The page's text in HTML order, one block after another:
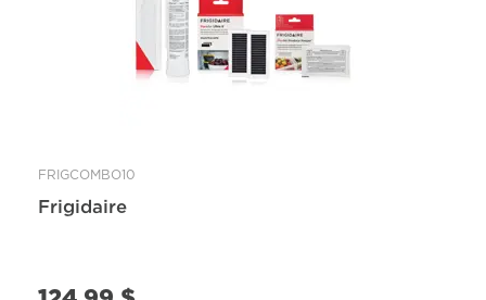
FRIGCOMBO10
Frigidaire